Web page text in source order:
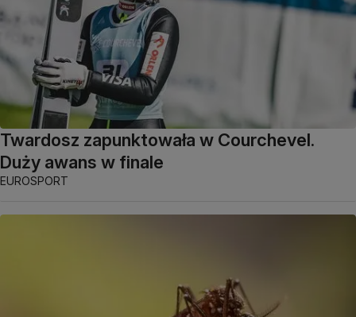
Twardosz zapunktowała w Courchevel.
Duży awans w finale
EUROSPORT